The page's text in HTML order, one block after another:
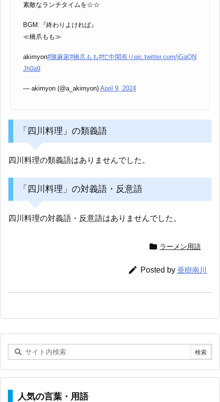
素敵なランチタイムを☆☆
BGM:『終わりよければ』
≪橋爪もも≫
akimyon#陳麻家#橋爪もも#忙中閑有り pic.twitter.com/jGaQN
Jh0a9
— akimyon (@a_akimyon) April 9, 2024
「四川料理」の類義語
四川料理の類義語はありませんでした。
「四川料理」の対義語・反意語
四川料理の対義語・反意語はありませんでした。
 ラーメン用語
 Posted by 亜樹南川
人気の言葉・用語